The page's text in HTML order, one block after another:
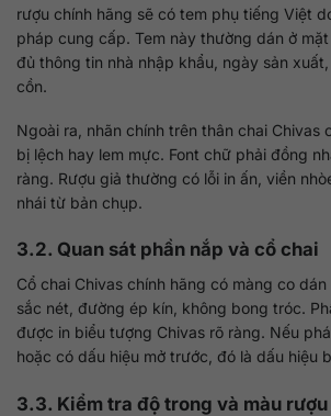
rượu chính hãng sẽ có tem phụ tiếng Việt
pháp cung cấp. Tem này thường dán ở
đủ thông tin nhà nhập khẩu, ngày sản
cồn.
Ngoài ra, nhãn chính trên thân chai Chivas
bị lệch hay lem mực. Font chữ phải đồng
ràng. Rượu giả thường có lỗi in ấn, viền
nhái từ bản chụp.
3.2. Quan sát phần nắp và cổ chai
Cổ chai Chivas chính hãng có màng co
sắc nét, đường ép kín, không bong tróc.
được in biểu tượng Chivas rõ ràng. Nếu
hoặc có dấu hiệu mở trước, đó là dấu hiệu
3.3. Kiểm tra độ trong và màu rượu